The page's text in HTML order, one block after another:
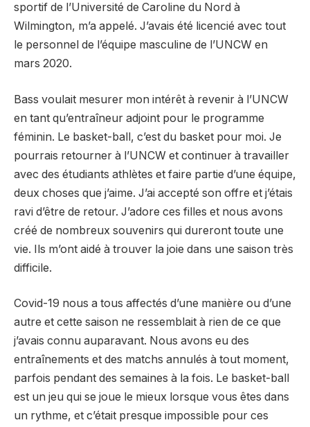
sportif de l’Université de Caroline du Nord à
Wilmington, m’a appelé. J’avais été licencié avec tout
le personnel de l’équipe masculine de l’UNCW en
mars 2020.
Bass voulait mesurer mon intérêt à revenir à l’UNCW
en tant qu’entraîneur adjoint pour le programme
féminin. Le basket-ball, c’est du basket pour moi. Je
pourrais retourner à l’UNCW et continuer à travailler
avec des étudiants athlètes et faire partie d’une équipe,
deux choses que j’aime. J’ai accepté son offre et j’étais
ravi d’être de retour. J’adore ces filles et nous avons
créé de nombreux souvenirs qui dureront toute une
vie. Ils m’ont aidé à trouver la joie dans une saison très
difficile.
Covid-19 nous a tous affectés d’une manière ou d’une
autre et cette saison ne ressemblait à rien de ce que
j’avais connu auparavant. Nous avons eu des
entraînements et des matchs annulés à tout moment,
parfois pendant des semaines à la fois. Le basket-ball
est un jeu qui se joue le mieux lorsque vous êtes dans
un rythme, et c’était presque impossible pour ces